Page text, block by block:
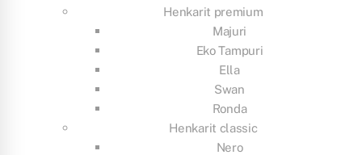
Henkarit premium
Majuri
Eko Tampuri
Ella
Swan
Ronda
Henkarit classic
Nero